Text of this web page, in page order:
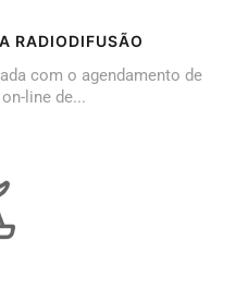
RADIODIFUSÃO
com o agendamento de
line de...